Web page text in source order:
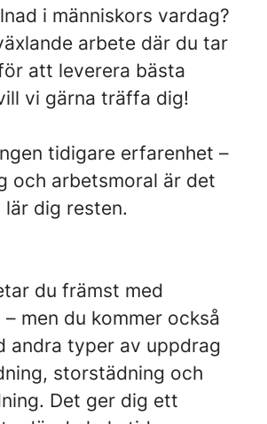
i människors vardag?
arbete där du tar
att leverera bästa
vi gärna träffa dig!
tidigare erfarenhet –
och arbetsmoral är det
dig resten.
du främst med
men du kommer också
andra typer av uppdrag
storstädning och
Det ger dig ett